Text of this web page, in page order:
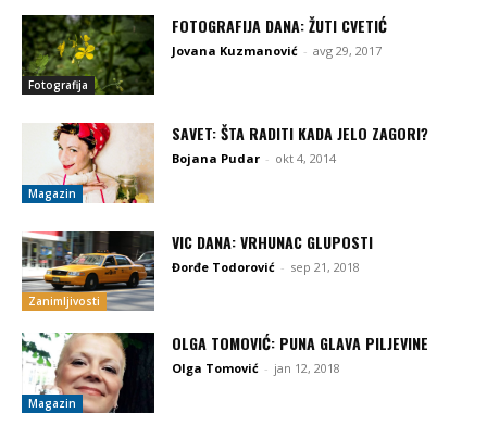
Fotografija
FOTOGRAFIJA DANA: ŽUTI CVETIĆ
Jovana Kuzmanović - avg 29, 2017
Magazin
SAVET: ŠTA RADITI KADA JELO ZAGORI?
Bojana Pudar - okt 4, 2014
Zanimljivosti
VIC DANA: VRHUNAC GLUPOSTI
Đorđe Todorović - sep 21, 2018
Magazin
OLGA TOMOVIĆ: PUNA GLAVA PILJEVINE
Olga Tomović - jan 12, 2018